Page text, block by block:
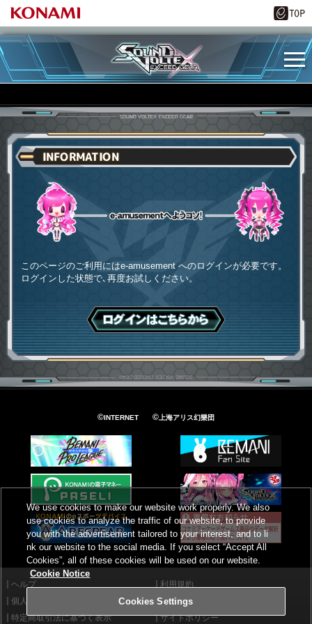
INFORMATION
このページのご利用にはe-amusement へのログインが必要です。
ログインした状態で､再度お試しください。
ログインはこちら
©INTERNET ©上海アリス幻樂団
ヘルプ
利用規約
個人情報等保護方針
外部送信について
特定商取引法に基づく表示
サイトポリシー
We use cookies to make our website work properly. We also
use cookies to analyze the traffic of our website, to provide
you with the advertisement tailored to your interest, and to li
nk our website to the social media. If you select “Accept All
Cookies”, all of these cookies will be used on our website.
Cookie Notice
Cookies Settings